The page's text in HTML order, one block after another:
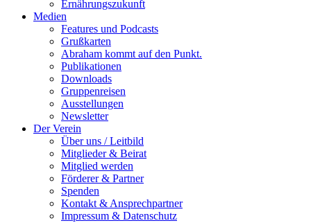
Ernährungszukunft
Medien
Features und Podcasts
Grußkarten
Abraham kommt auf den Punkt.
Publikationen
Downloads
Gruppenreisen
Ausstellungen
Newsletter
Der Verein
Über uns / Leitbild
Mitglieder & Beirat
Mitglied werden
Förderer & Partner
Spenden
Kontakt & Ansprechpartner
Impressum & Datenschutz